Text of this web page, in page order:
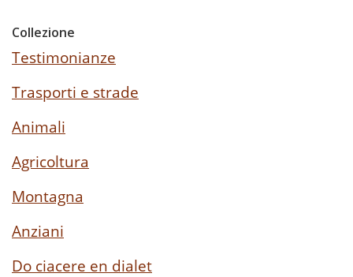
Collezione
Testimonianze
Trasporti e strade
Animali
Agricoltura
Montagna
Anziani
Do ciacere en dialet